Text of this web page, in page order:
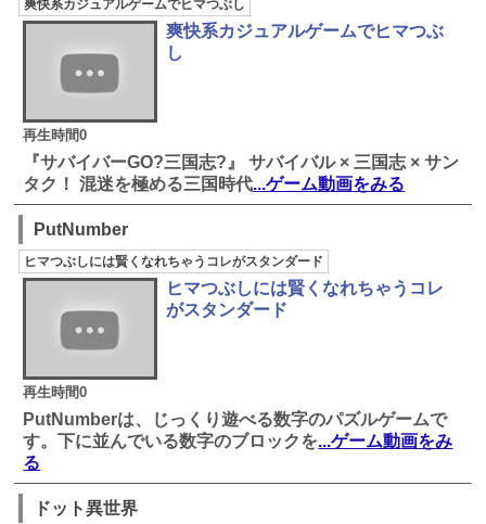
爽快系カジュアルゲームでヒマつぶし
再生時間0
爽快系カジュアルゲームでヒマつぶ
し
『サバイバーGO?三国志?』 サバイバル × 三国志 × サン
タク！ 混迷を極める三国時代...ゲーム動画をみる
PutNumber
ヒマつぶしには賢くなれちゃうコレがスタンダード
再生時間0
ヒマつぶしには賢くなれちゃうコレ
がスタンダード
PutNumberは、じっくり遊べる数字のパズルゲームで
す。下に並んでいる数字のブロックを...ゲーム動画をみ
る
ドット異世界